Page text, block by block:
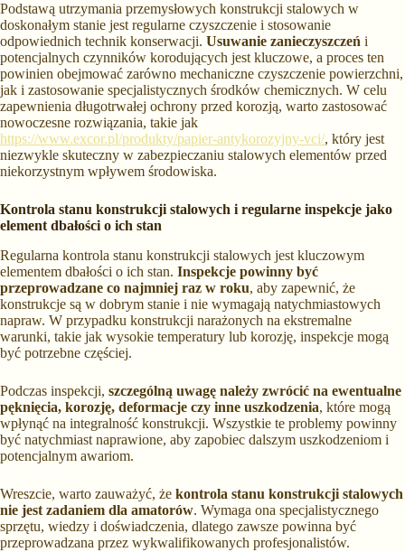
Podstawą utrzymania przemysłowych konstrukcji stalowych w
doskonałym stanie jest regularne czyszczenie i stosowanie
odpowiednich technik konserwacji. Usuwanie zanieczyszczeń i
potencjalnych czynników korodujących jest kluczowe, a proces ten
powinien obejmować zarówno mechaniczne czyszczenie powierzchni,
jak i zastosowanie specjalistycznych środków chemicznych. W celu
zapewnienia długotrwałej ochrony przed korozją, warto zastosować
nowoczesne rozwiązania, takie jak
https://www.excor.pl/produkty/papier-antykorozyjny-vci/, który jest
niezwykle skuteczny w zabezpieczaniu stalowych elementów przed
niekorzystnym wpływem środowiska.
Kontrola stanu konstrukcji stalowych i regularne inspekcje jako
element dbałości o ich stan
Regularna kontrola stanu konstrukcji stalowych jest kluczowym
elementem dbałości o ich stan. Inspekcje powinny być
przeprowadzane co najmniej raz w roku, aby zapewnić, że
konstrukcje są w dobrym stanie i nie wymagają natychmiastowych
napraw. W przypadku konstrukcji narażonych na ekstremalne
warunki, takie jak wysokie temperatury lub korozję, inspekcje mogą
być potrzebne częściej.
Podczas inspekcji, szczególną uwagę należy zwrócić na ewentualne
pęknięcia, korozję, deformacje czy inne uszkodzenia, które mogą
wpłynąć na integralność konstrukcji. Wszystkie te problemy powinny
być natychmiast naprawione, aby zapobiec dalszym uszkodzeniom i
potencjalnym awariom.
Wreszcie, warto zauważyć, że kontrola stanu konstrukcji stalowych
nie jest zadaniem dla amatorów. Wymaga ona specjalistycznego
sprzętu, wiedzy i doświadczenia, dlatego zawsze powinna być
przeprowadzana przez wykwalifikowanych profesjonalistów.